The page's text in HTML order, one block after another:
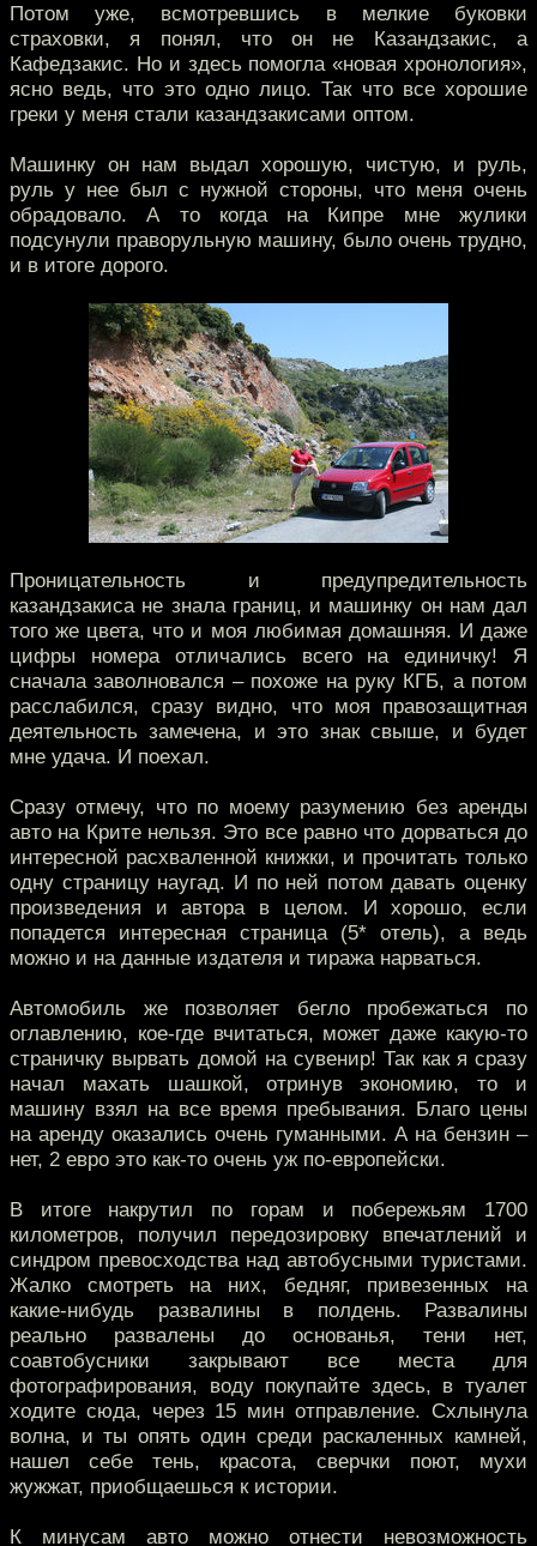
Потом уже, всмотревшись в мелкие буковки
страховки, я понял, что он не Казандзакис, а
Кафедзакис. Но и здесь помогла «новая хронология»,
ясно ведь, что это одно лицо. Так что все хорошие
греки у меня стали казандзакисами оптом.
Машинку он нам выдал хорошую, чистую, и руль,
руль у нее был с нужной стороны, что меня очень
обрадовало. А то когда на Кипре мне жулики
подсунули праворульную машину, было очень трудно,
и в итоге дорого.
Проницательность и предупредительность
казандзакиса не знала границ, и машинку он нам дал
того же цвета, что и моя любимая домашняя. И даже
цифры номера отличались всего на единичку! Я
сначала заволновался – похоже на руку КГБ, а потом
расслабился, сразу видно, что моя правозащитная
деятельность замечена, и это знак свыше, и будет
мне удача. И поехал.
Сразу отмечу, что по моему разумению без аренды
авто на Крите нельзя. Это все равно что дорваться до
интересной расхваленной книжки, и прочитать только
одну страницу наугад. И по ней потом давать оценку
произведения и автора в целом. И хорошо, если
попадется интересная страница (5* отель), а ведь
можно и на данные издателя и тиража нарваться.
Автомобиль же позволяет бегло пробежаться по
оглавлению, кое-где вчитаться, может даже какую-то
страничку вырвать домой на сувенир! Так как я сразу
начал махать шашкой, отринув экономию, то и
машину взял на все время пребывания. Благо цены
на аренду оказались очень гуманными. А на бензин –
нет, 2 евро это как-то очень уж по-европейски.
В итоге накрутил по горам и побережьям 1700
километров, получил передозировку впечатлений и
синдром превосходства над автобусными туристами.
Жалко смотреть на них, бедняг, привезенных на
какие-нибудь развалины в полдень. Развалины
реально развалены до основанья, тени нет,
соавтобусники закрывают все места для
фотографирования, воду покупайте здесь, в туалет
ходите сюда, через 15 мин отправление. Схлынула
волна, и ты опять один среди раскаленных камней,
нашел себе тень, красота, сверчки поют, мухи
жужжат, приобщаешься к истории.
К минусам авто можно отнести невозможность